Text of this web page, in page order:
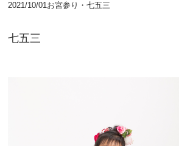
企業向け出張撮影
学校向け出張撮影
2021/10/01お宮参り・七五三
七五三